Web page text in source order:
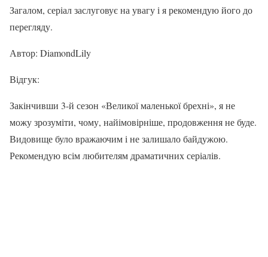
Загалом, серіал заслуговує на увагу і я рекомендую його до
перегляду.
Автор: DiamondLily
Відгук:
Закінчивши 3-й сезон «Великої маленької брехні», я не
можу зрозуміти, чому, найімовірніше, продовження не буде.
Видовище було вражаючим і не залишало байдужою.
Рекомендую всім любителям драматичних серіалів.